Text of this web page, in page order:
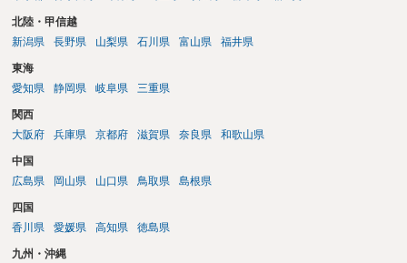
北陸・甲信越
新潟県
長野県 山梨県 石川県 富山県 福井県
東海
愛知県
静岡県 岐阜県 三重県
関西
大阪府
兵庫県 京都府 滋賀県 奈良県 和歌山県
中国
広島県
岡山県 山口県 鳥取県 島根県
四国
香川県
愛媛県 高知県 徳島県
九州・沖縄